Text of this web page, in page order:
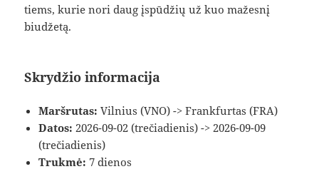
tiems, kurie nori daug įspūdžių už kuo mažesnį
biudžetą.
Skrydžio informacija
Maršrutas: Vilnius (VNO) -> Frankfurtas (FRA)
Datos: 2026-09-02 (trečiadienis) -> 2026-09-09
(trečiadienis)
Trukmė: 7 dienos